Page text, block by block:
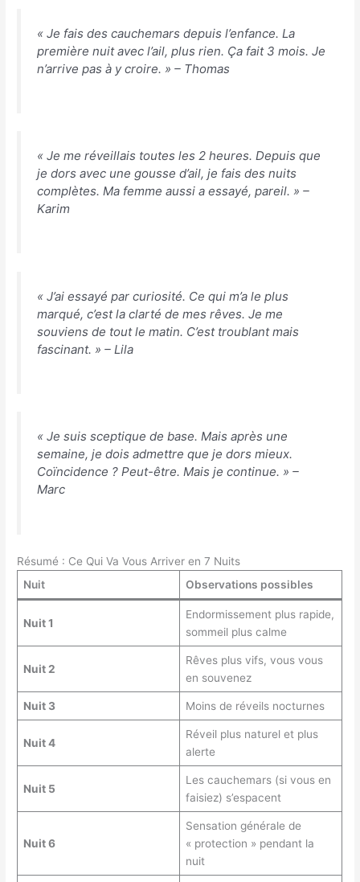
« Je fais des cauchemars depuis l’enfance. La
première nuit avec l’ail, plus rien. Ça fait 3 mois. Je
n’arrive pas à y croire. » – Thomas
« Je me réveillais toutes les 2 heures. Depuis que
je dors avec une gousse d’ail, je fais des nuits
complètes. Ma femme aussi a essayé, pareil. » –
Karim
« J’ai essayé par curiosité. Ce qui m’a le plus
marqué, c’est la clarté de mes rêves. Je me
souviens de tout le matin. C’est troublant mais
fascinant. » – Lila
« Je suis sceptique de base. Mais après une
semaine, je dois admettre que je dors mieux.
Coïncidence ? Peut-être. Mais je continue. » –
Marc
Résumé : Ce Qui Va Vous Arriver en 7 Nuits
Nuit
Observations possibles
Nuit 1
Endormissement plus rapide,
sommeil plus calme
Nuit 2
Rêves plus vifs, vous vous
en souvenez
Nuit 3 Moins de réveils nocturnes
Nuit 4
Réveil plus naturel et plus
alerte
Nuit 5
Les cauchemars (si vous en
faisiez) s’espacent
Nuit 6
Sensation générale de
« protection » pendant la
nuit